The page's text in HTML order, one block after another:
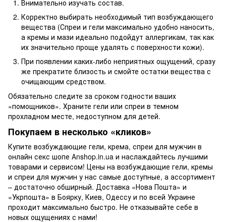
Внимательно изучать состав.
Корректно выбирать необходимый тип возбуждающего
вещества (Спреи и гели максимально удобно наносить,
а кремы и мази идеально подойдут аллергикам, так как
их значительно проще удалять с поверхности кожи).
При появлении каких-либо неприятных ощущений, сразу
же прекратите близость и смойте остатки вещества с
очищающим средством.
Обязательно следите за сроком годности ваших
«помощников». Храните гели или спреи в темном
прохладном месте, недоступном для детей.
Покупаем в несколько «кликов»
Купите возбуждающие гели, крема, спреи для мужчин в
онлайн секс шопе Аnshop.in.ua и наслаждайтесь лучшими
товарами и сервисом! Цены на возбуждающие гели, кремы
и спреи для мужчин у нас самые доступные, а ассортимент
– достаточно обширный. Доставка «Нова Пошта» и
«Укрпошта» в Боярку, Киев, Одессу и по всей Украине
проходит максимально быстро. Не отказывайте себе в
новых ощущениях с нами!